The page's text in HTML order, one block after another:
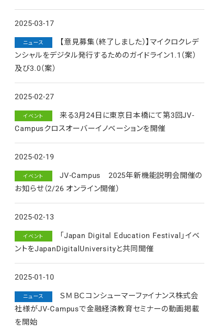
2025-03-17
ニュース
【意見募集（終了しました）】マイクロクレデ
ンシャルをデジタル発行するためのガイドライン1.1（案）
及び3.0（案）
2025-02-27
イベント
来る3月24日に東京日本橋にて第3回JV-
Campusクロスオーバーイノベーションを開催
2025-02-19
イベント
JV-Campus 2025年新機能説明会開催の
お知らせ（2/26 オンライン開催）
2025-02-13
イベント
「Japan Digital Education Festival」イベ
ントをJapanDigitalUniversityと共同開催
2025-01-10
ニュース
ＳＭＢＣコンシューマーファイナンス株式会
社様がJV-Campusで金融経済教育セミナーの動画掲載
を開始